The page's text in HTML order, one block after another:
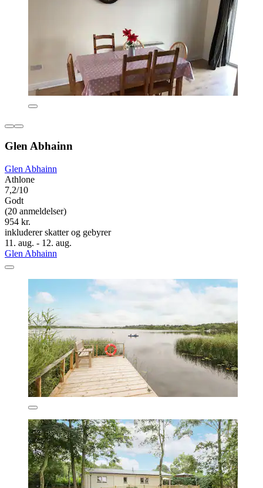
Glen Abhainn
Glen Abhainn
Athlone
7,2/10
Godt
(20 anmeldelser)
954 kr.
inkluderer skatter og gebyrer
11. aug. - 12. aug.
Glen Abhainn